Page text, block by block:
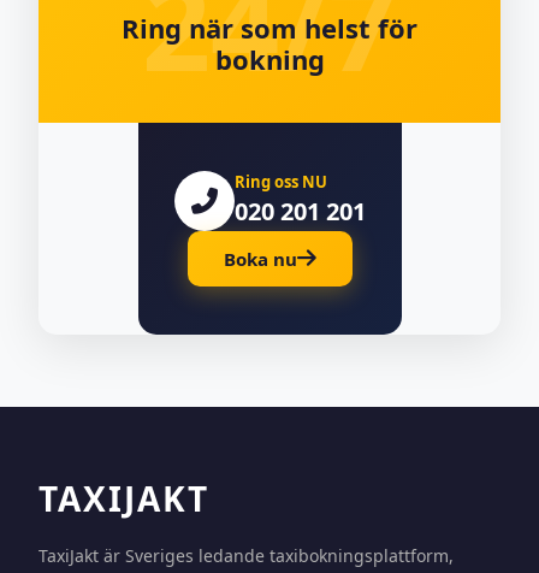
Ring när som helst för
bokning
Ring oss NU
020 201 201
Boka nu
TAXIJAKT
TaxiJakt är Sveriges ledande taxibokningsplattform,